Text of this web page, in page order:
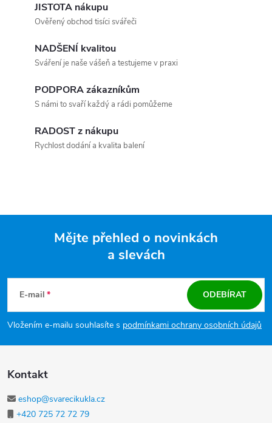
JISTOTA nákupu
Ověřený obchod tisíci svářeči
NADŠENÍ kvalitou
Sváření je naše vášeň a testujeme v praxi
PODPORA zákazníkům
S námi to svaří každý a rádi pomůžeme
RADOST z nákupu
Rychlost dodání a kvalita balení
Mějte přehled o novinkách
a slevách
E-mail
Vložením e-mailu souhlasíte s podmínkami ochrany osobních údajů
ODEBÍRAT
Kontakt
eshop@svarecikukla.cz
+420 725 72 72 79